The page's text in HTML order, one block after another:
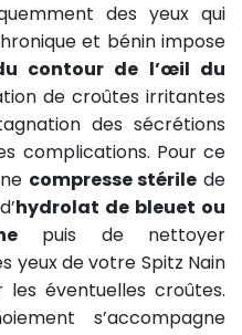
des yeux qui
et bénin impose
contour de l’œil du
de croûtes irritantes
des sécrétions
complications. Pour ce
compresse stérile de
hydrolat de bleuet ou
puis de nettoyer
yeux de votre Spitz Nain
éventuelles croûtes.
s’accompagne